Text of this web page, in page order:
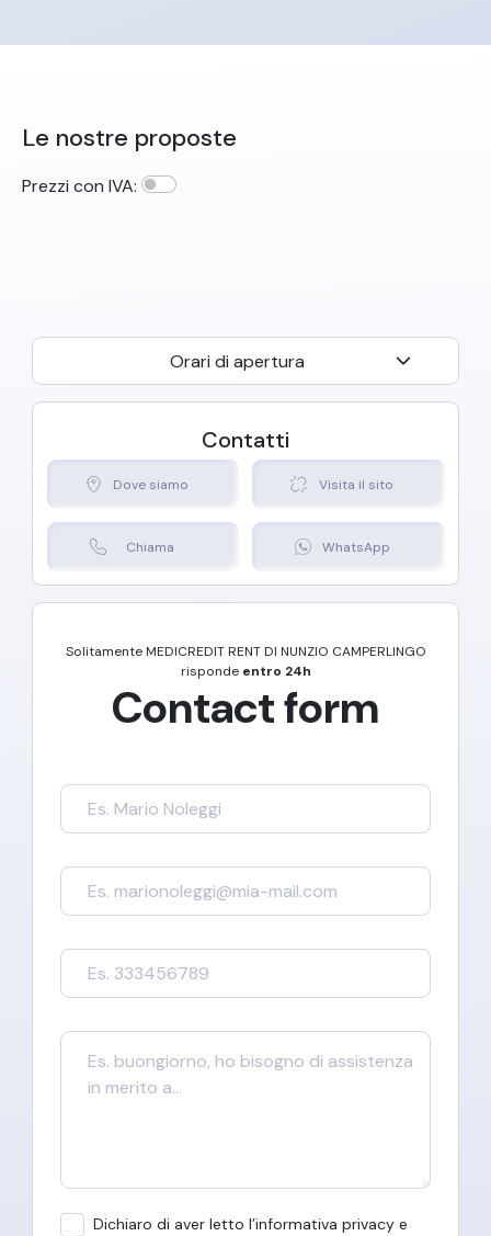
Le nostre proposte
Prezzi con IVA:
Orari di apertura
Contatti
Dove siamo Visita il sito
Chiama WhatsApp
SolitamenteMEDICREDIT RENT DI NUNZIO CAMPERLINGO
risponde entro 24h
Contact form
Dichiaro di aver letto l’informativa privacy e